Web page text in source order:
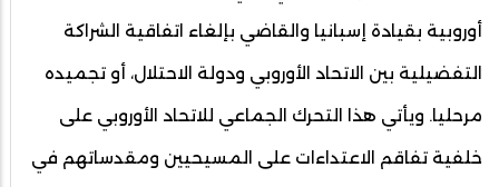
أوروبية بقيادة إسبانيا والقاضي بإلغاء اتفاقية الشراكة
التفضيلية بين الاتحاد الأوروبي ودولة الاحتلال، أو تجميده
مرحليا. ويأتي هذا التحرك الجماعي للاتحاد الأوروبي على
خلفية تفاقم الاعتداءات على المسيحيين ومقدساتهم في